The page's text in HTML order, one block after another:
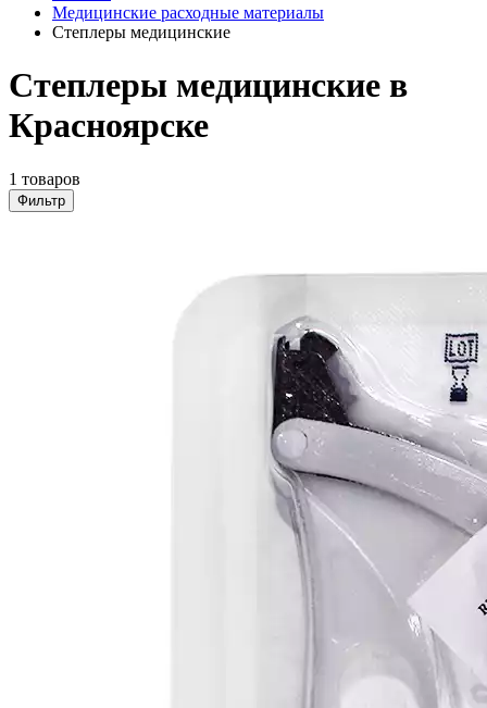
Медицинские расходные материалы
Степлеры медицинские
Степлеры медицинские в
Красноярске
1 товаров
Фильтр